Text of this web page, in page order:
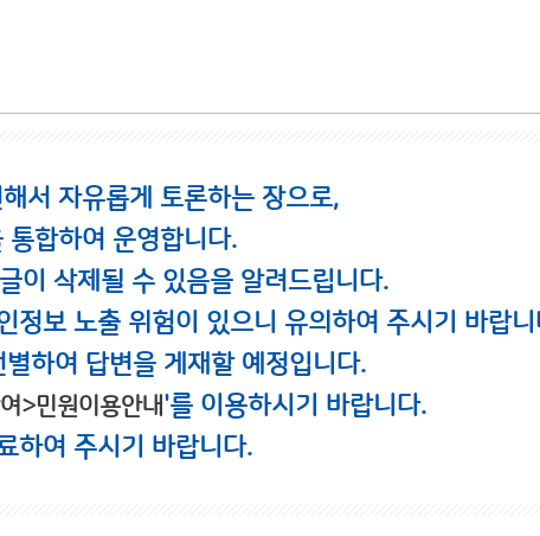
서 자유롭게 토론하는 장으로,
합하여 운영합니다.
이 삭제될 수 있음을 알려드립니다.
정보 노출 위험이 있으니 유의하여 주시기 바랍니
하여 답변을 게재할 예정입니다.
>민원이용안내'를 이용하시기 바랍니다.
하여 주시기 바랍니다.